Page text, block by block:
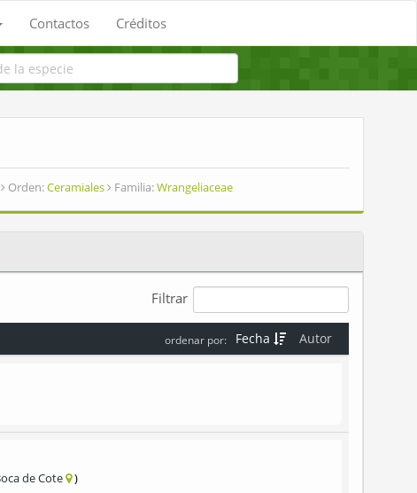
Contactos Créditos
Orden:Ceramiales Familia:Wrangeliaceae
Filtrar
Autor
Fecha
ordenar por:
de Cote